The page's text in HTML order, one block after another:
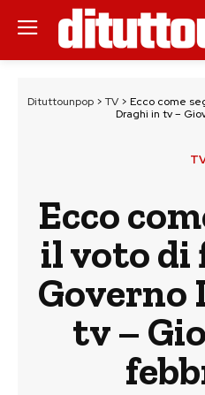
Dituttounpop > TV > Ecco come
Draghi in tv –
Ecco
il voto di
Governo
tv –